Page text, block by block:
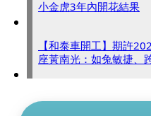
小金虎3年內開花結果
【和泰車開工】期許
座黃南光：如兔敏捷、